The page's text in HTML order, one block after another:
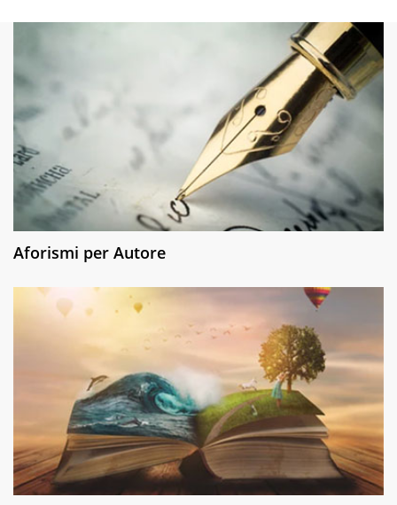
Aforismi per Autore